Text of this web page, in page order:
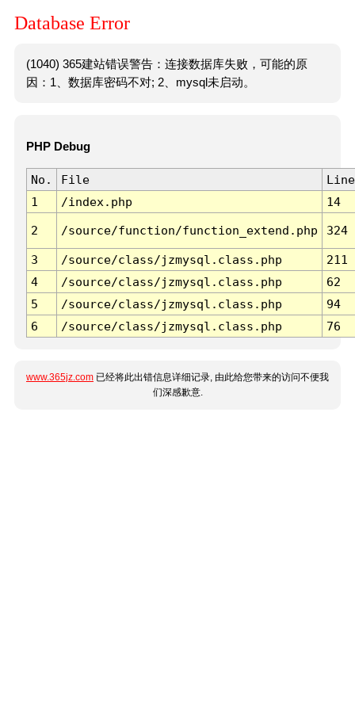
Database Error
(1040) 365建站错误警告：连接数据库失败，可能的原
因：1、数据库密码不对; 2、mysql未启动。
PHP Debug
No. File
Line
1
/index.php 14
2 /source/function/function_extend.php 324
3 /source/class/jzmysql.class.php
211
4
/source/class/jzmysql.class.php
62
5
/source/class/jzmysql.class.php
94
6
/source/class/jzmysql.class.php 76
www.365jz.com 已经将此出错信息详细记录, 由此给您带来的访问不便我
们深感歉意.